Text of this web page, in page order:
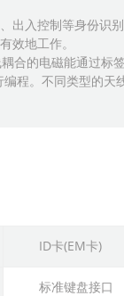
出入控制等身份识
效地工作。
合的电磁能通过
程。不同类型的
ID卡(EM卡)
标准键盘接口